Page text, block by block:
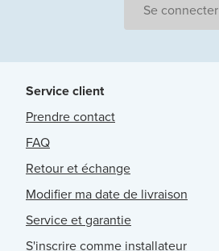
Se connecter
Service client
Prendre contact
FAQ
Retour et échange
Modifier ma date de livraison
Service et garantie
S'inscrire comme installateur